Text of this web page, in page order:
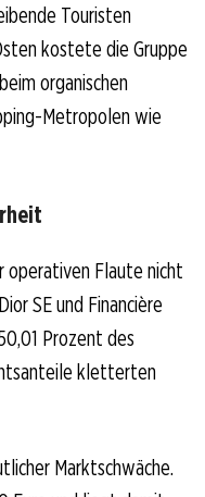
Touristen
kostete die Gruppe
organischen
Metropolen wie
operativen Flaute nicht
SE und Financière
Prozent des
kletterten
Marktschwäche.